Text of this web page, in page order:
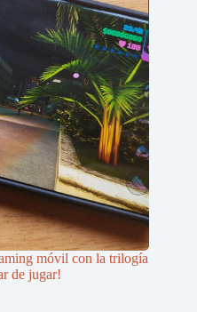
móvil con la trilogía
de jugar!